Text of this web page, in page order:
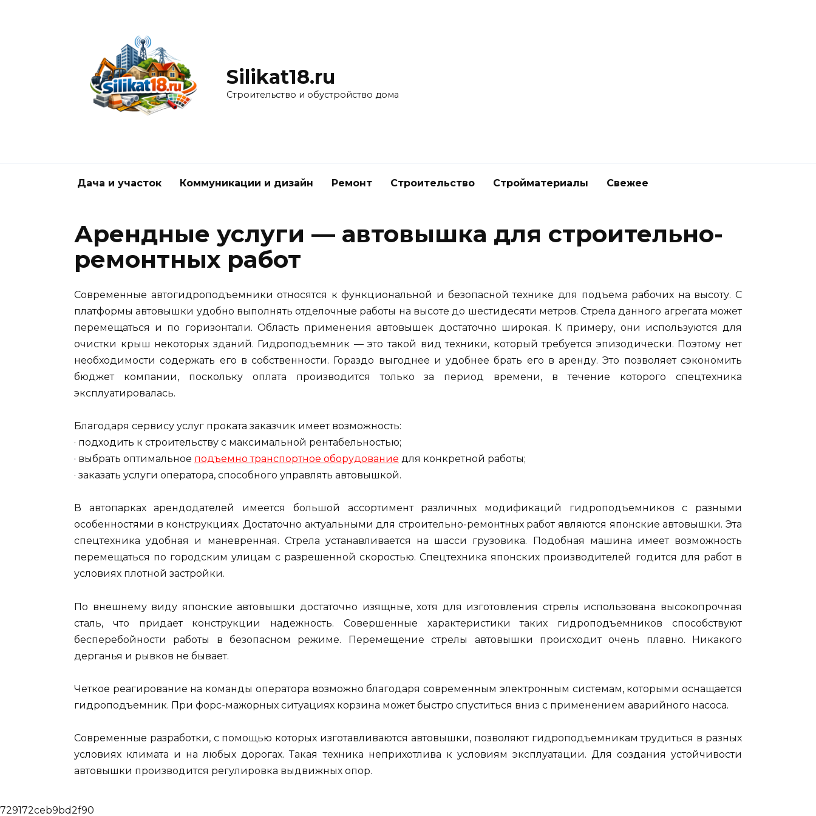
Silikat18.ru
Строительство и обустройство дома
Дача и участок Коммуникации и дизайн Ремонт Строительство Стройматериалы Свежее
Арендные услуги — автовышка для строительно-
ремонтных работ
Современные автогидроподъемники относятся к функциональной и безопасной технике для подъема рабочих на высоту. С
платформы автовышки удобно выполнять отделочные работы на высоте до шестидесяти метров. Стрела данного агрегата может
перемещаться и по горизонтали. Область применения автовышек достаточно широкая. К примеру, они используются для
очистки крыш некоторых зданий. Гидроподъемник — это такой вид техники, который требуется эпизодически. Поэтому нет
необходимости содержать его в собственности. Гораздо выгоднее и удобнее брать его в аренду. Это позволяет сэкономить
бюджет компании, поскольку оплата производится только за период времени, в течение которого спецтехника
эксплуатировалась.
Благодаря сервису услуг проката заказчик имеет возможность:
· подходить к строительству с максимальной рентабельностью;
· выбрать оптимальное подъемно транспортное оборудование для конкретной работы;
· заказать услуги оператора, способного управлять автовышкой.
В автопарках арендодателей имеется большой ассортимент различных модификаций гидроподъемников с разными
особенностями в конструкциях. Достаточно актуальными для строительно-ремонтных работ являются японские автовышки. Эта
спецтехника удобная и маневренная. Стрела устанавливается на шасси грузовика. Подобная машина имеет возможность
перемещаться по городским улицам с разрешенной скоростью. Спецтехника японских производителей годится для работ в
условиях плотной застройки.
По внешнему виду японские автовышки достаточно изящные, хотя для изготовления стрелы использована высокопрочная
сталь, что придает конструкции надежность. Совершенные характеристики таких гидроподъемников способствуют
бесперебойности работы в безопасном режиме. Перемещение стрелы автовышки происходит очень плавно. Никакого
дерганья и рывков не бывает.
Четкое реагирование на команды оператора возможно благодаря современным электронным системам, которыми оснащается
гидроподъемник. При форс-мажорных ситуациях корзина может быстро спуститься вниз с применением аварийного насоса.
Современные разработки, с помощью которых изготавливаются автовышки, позволяют гидроподъемникам трудиться в разных
условиях климата и на любых дорогах. Такая техника неприхотлива к условиям эксплуатации. Для создания устойчивости
автовышки производится регулировка выдвижных опор.
729172ceb9bd2f90